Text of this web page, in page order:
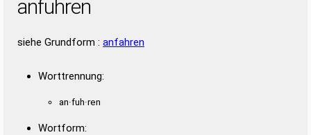
anfuhren
siehe Grundform : anfahren
Worttrennung:
an·fuh·ren
Wortform: